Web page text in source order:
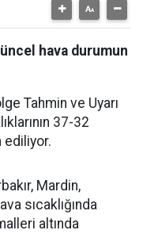
hava durumun
Tahmin ve Uyarı
37-32
Mardin,
sıcaklığında
altında